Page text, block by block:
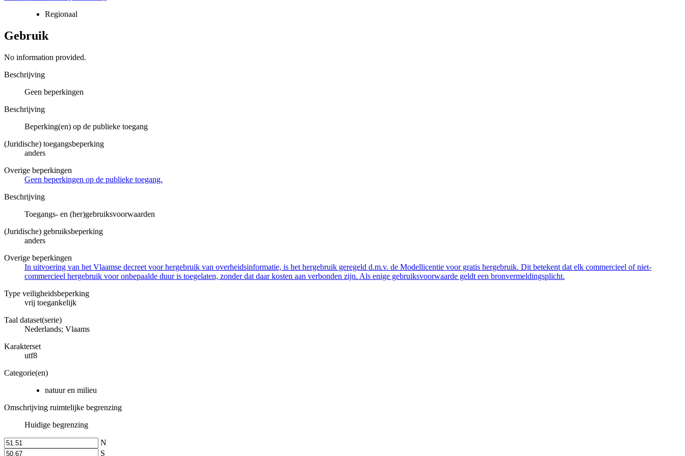
Regionaal
Gebruik
No information provided.
Beschrijving
Geen beperkingen
Beschrijving
Beperking(en) op de publieke toegang
(Juridische) toegangsbeperking
anders
Overige beperkingen
Geen beperkingen op de publieke toegang.
Beschrijving
Toegangs- en (her)gebruiksvoorwaarden
(Juridische) gebruiksbeperking
anders
Overige beperkingen
In uitvoering van het Vlaamse decreet voor hergebruik van overheidsinformatie, is het hergebruik geregeld d.m.v. de Modellicentie voor gratis hergebruik. Dit betekent dat elk commercieel of niet-
commercieel hergebruik voor onbepaalde duur is toegelaten, zonder dat daar kosten aan verbonden zijn. Als enige gebruiksvoorwaarde geldt een bronvermeldingsplicht.
Type veiligheidsbeperking
vrij toegankelijk
Taal dataset(serie)
Nederlands; Vlaams
Karakterset
utf8
Categorie(en)
natuur en milieu
Omschrijving ruimtelijke begrenzing
Huidige begrenzing
N
S